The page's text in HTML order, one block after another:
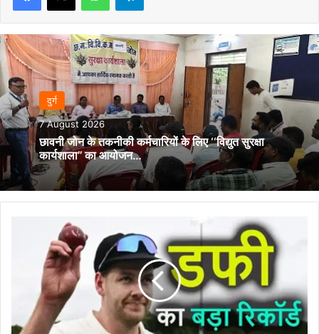
दुर्ग
7 August 2026
छावनी जोन के तकनीकी कर्मचारियों के लिए ‘‘विद्युत सुरक्षा
कार्यशाला’’ का आयोजन…
हेडली